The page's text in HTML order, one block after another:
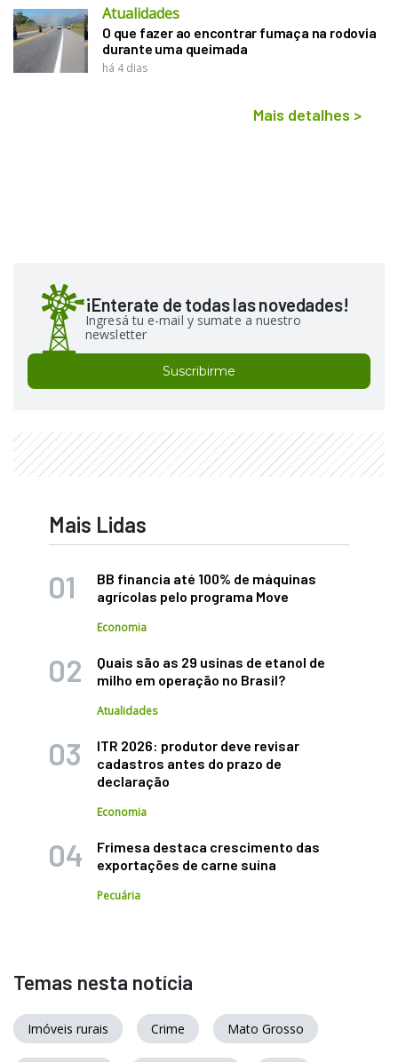
Atualidades
O que fazer ao encontrar fumaça na rodovia
durante uma queimada
há 4 dias
Mais detalhes >
¡Enterate de todas las novedades!
Ingresá tu e-mail y sumate a nuestro
newsletter
Suscribirme
Mais Lidas
BB financia até 100% de máquinas
agrícolas pelo programa Move
Economia
Quais são as 29 usinas de etanol de
milho em operação no Brasil?
Atualidades
ITR 2026: produtor deve revisar
cadastros antes do prazo de
declaração
Economia
Frimesa destaca crescimento das
exportações de carne suína
Pecuária
Temas nesta notícia
Imóveis rurais Crime Mato Grosso